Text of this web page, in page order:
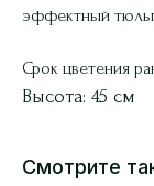
эффектный
Срок цветения
Высота: 45 см
Смотрите